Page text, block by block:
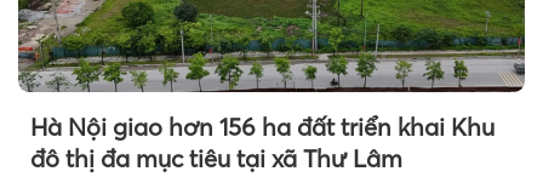
Hà Nội giao hơn 156 ha đất triển khai Khu
đô thị đa mục tiêu tại xã Thư Lâm